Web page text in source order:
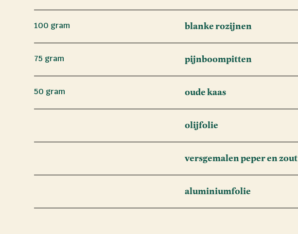
100 gram blanke rozijnen
75 gram pijnboompitten
50 gram oude kaas
olijfolie
versgemalen peper en zout
aluminiumfolie